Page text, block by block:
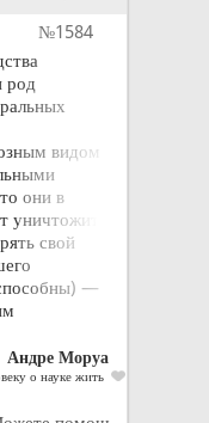
№1584
род
видом
они в
уничтожить
свой
—
Андре Моруа
о науке жить